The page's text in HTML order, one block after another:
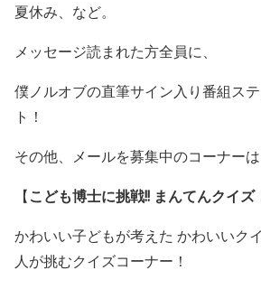
夏休み、など。
メッセージ読まれた方全員に、
僕ノルオブの直筆サイン入り番組ス
ト！
その他、メールを募集中のコーナーは
【こども博士に挑戦!! まんてんクイズ
かわいい子どもが考えた かわいいク
人が挑むクイズコーナー！